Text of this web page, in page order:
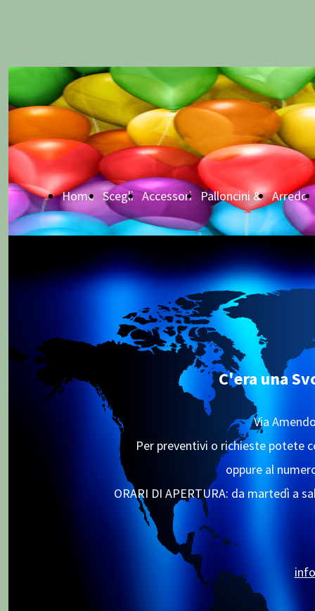
Home Scegli Accessori Palloncini &
Allestimenti
Arredo
C'era una
Via
Per preventivi o richieste
oppure al
ORARI DI APERTURA: da martedì a